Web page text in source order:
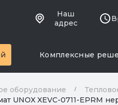
Наш
адрес
Комплексные
оборудование
UNOX XEVC-0711-EPRM